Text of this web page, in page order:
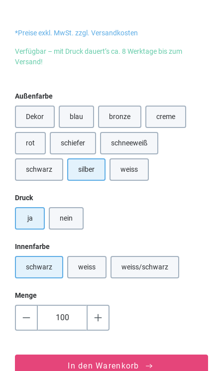
*Preise exkl. MwSt. zzgl. Versandkosten
Verfügbar – mit Druck dauert’s ca. 8 Werktage bis zum
Versand!
Außenfarbeauswählen
Dekor blau(Diese Option ist zurzeit nicht verfügbar.)
bronze(Diese Option ist zurzeit nicht
creme(Diese Option ist
rot schiefer schneeweiß
schwarz silber weiss(Diese Option ist zurzeit nicht
Druckauswählen
ja nein
Innenfarbeauswählen
schwarz weiss(Diese Option ist zurzeit nicht verfügbar.)
weiss/schwarz(Diese Option ist zurzeit
Menge
In den Warenkorb